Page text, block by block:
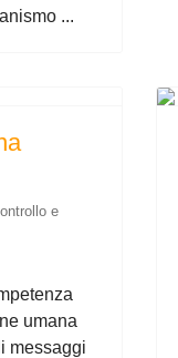
...
e
umana
messaggi